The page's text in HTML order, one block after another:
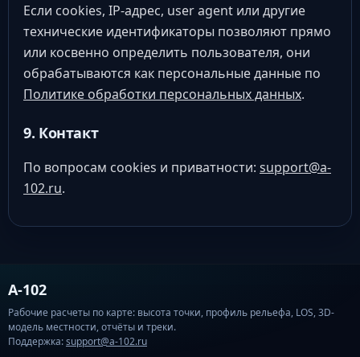
Если cookies, IP-адрес, user agent или другие
технические идентификаторы позволяют прямо
или косвенно определить пользователя, они
обрабатываются как персональные данные по
Политике обработки персональных данных.
9. Контакт
По вопросам cookies и приватности: support@a-
102.ru.
A-102
Рабочие расчеты по карте: высота точки, профиль рельефа, LOS, 3D-
модель местности, отчёты и треки.
Поддержка:support@a-102.ru